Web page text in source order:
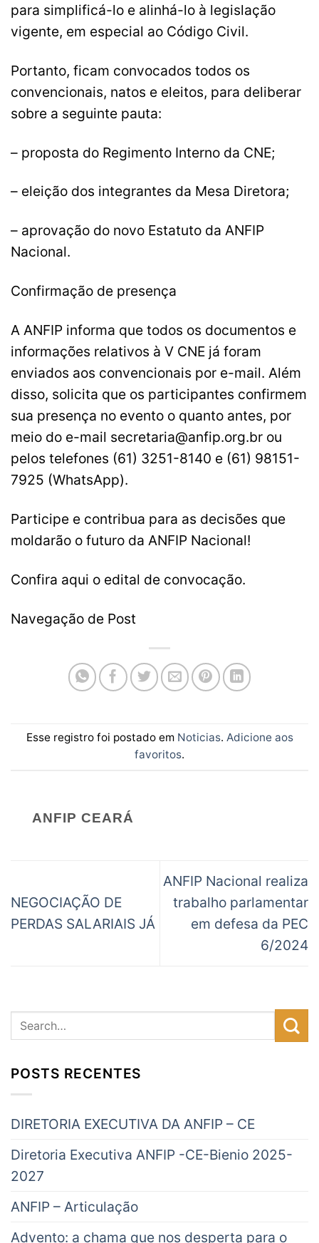
para simplificá-lo e alinhá-lo à legislação
vigente, em especial ao Código Civil.
Portanto, ficam convocados todos os
convencionais, natos e eleitos, para deliberar
sobre a seguinte pauta:
– proposta do Regimento Interno da CNE;
– eleição dos integrantes da Mesa Diretora;
– aprovação do novo Estatuto da ANFIP
Nacional.
Confirmação de presença
A ANFIP informa que todos os documentos e
informações relativos à V CNE já foram
enviados aos convencionais por e-mail. Além
disso, solicita que os participantes confirmem
sua presença no evento o quanto antes, por
meio do e-mail secretaria@anfip.org.br ou
pelos telefones (61) 3251-8140 e (61) 98151-
7925 (WhatsApp).
Participe e contribua para as decisões que
moldarão o futuro da ANFIP Nacional!
Confira aqui o edital de convocação.
Navegação de Post
Esse registro foi postado em Noticias. Adicione aos
favoritos.
ANFIP CEARÁ
NEGOCIAÇÃO DE
PERDAS SALARIAIS JÁ
ANFIP Nacional realiza
trabalho parlamentar
em defesa da PEC
6/2024
POSTS RECENTES
DIRETORIA EXECUTIVA DA ANFIP – CE
Diretoria Executiva ANFIP -CE-Bienio 2025-
2027
ANFIP – Articulação
Advento: a chama que nos desperta para o